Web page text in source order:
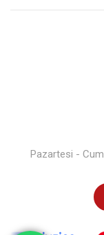
Pazartesi -